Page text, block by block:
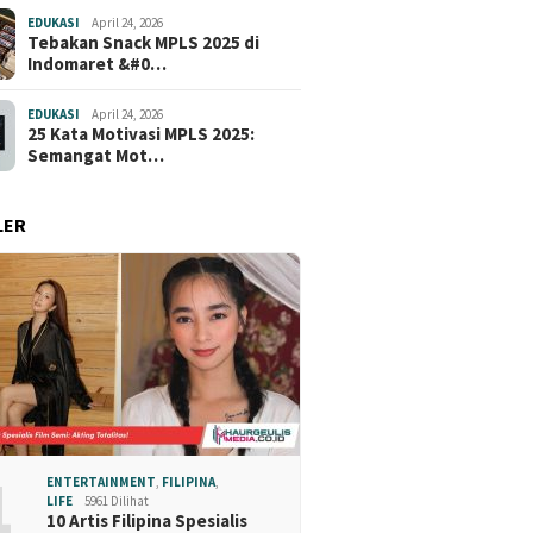
EDUKASI April 24, 2026
Tebakan Snack MPLS 2025 di
Indomaret &#0…
EDUKASI April 24, 2026
25 Kata Motivasi MPLS 2025:
Semangat Mot…
ENTERTAINMENT FILIPINA
LIFE
5961 Dilihat
10 Artis Filipina Spesialis